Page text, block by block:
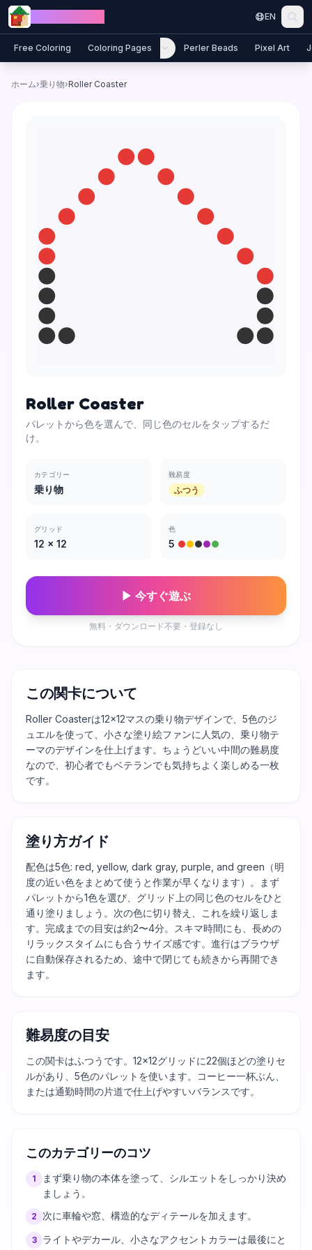
Skip to content
EN
Free Coloring Coloring Pages Perler Beads Pixel Art
ホーム›乗り物›Roller Coaster
Roller Coaster
パレットから色を選んで、同じ色のセルをタップするだ
け。
カテゴリー
乗り物
難易度
ふつう
グリッド
12 × 12
色
5
▶ 今すぐ遊ぶ
無料・ダウンロード不要・登録なし
この関卡について
Roller Coasterは12×12マスの乗り物デザインで、5色のジ
ュエルを使って、小さな塗り絵ファンに人気の、乗り物テ
ーマのデザインを仕上げます。ちょうどいい中間の難易度
なので、初心者でもベテランでも気持ちよく楽しめる一枚
です。
塗り方ガイド
配色は5色: red, yellow, dark gray, purple, and green（明
度の近い色をまとめて使うと作業が早くなります）。まず
パレットから1色を選び、グリッド上の同じ色のセルをひと
通り塗りましょう。次の色に切り替え、これを繰り返しま
す。完成までの目安は約2〜4分。スキマ時間にも、長めの
リラックスタイムにも合うサイズ感です。進行はブラウザ
に自動保存されるため、途中で閉じても続きから再開でき
ます。
難易度の目安
この関卡はふつうです。12×12グリッドに22個ほどの塗りセ
ルがあり、5色のパレットを使います。コーヒー一杯ぶん、
または通勤時間の片道で仕上げやすいバランスです。
このカテゴリーのコツ
1
まず乗り物の本体を塗って、シルエットをしっかり決め
ましょう。
2 次に車輪や窓、構造的なディテールを加えます。
3
ライトやデカール、小さなアクセントカラーは最後にと